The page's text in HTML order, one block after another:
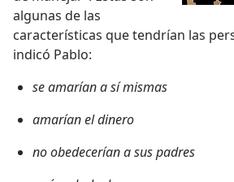
algunas de las
características que tendrían las
indicó Pablo:
se amarían a sí mismas
amarían el dinero
no obedecerían a sus padres